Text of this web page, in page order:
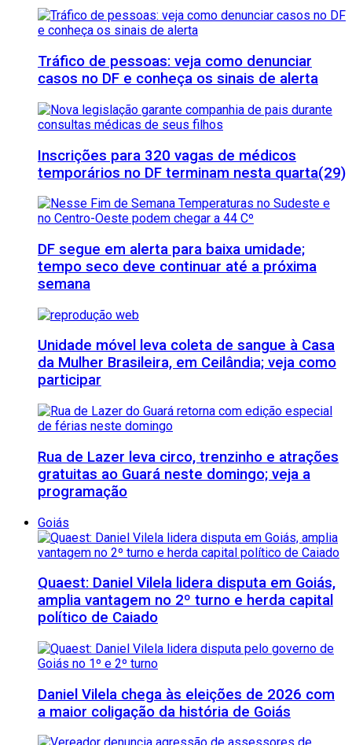
Tráfico de pessoas: veja como denunciar
casos no DF e conheça os sinais de alerta
Inscrições para 320 vagas de médicos
temporários no DF terminam nesta quarta(29)
DF segue em alerta para baixa umidade;
tempo seco deve continuar até a próxima
semana
Unidade móvel leva coleta de sangue à Casa
da Mulher Brasileira, em Ceilândia; veja como
participar
Rua de Lazer leva circo, trenzinho e atrações
gratuitas ao Guará neste domingo; veja a
programação
Goiás
Quaest: Daniel Vilela lidera disputa em Goiás,
amplia vantagem no 2º turno e herda capital
político de Caiado
Daniel Vilela chega às eleições de 2026 com
a maior coligação da história de Goiás